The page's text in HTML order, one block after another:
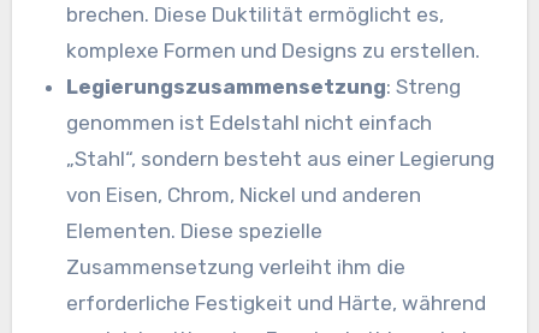
brechen. Diese Duktilität ermöglicht es,
komplexe Formen und Designs zu erstellen.
Legierungszusammensetzung: Streng
genommen ist Edelstahl nicht einfach
„Stahl“, sondern besteht aus einer Legierung
von Eisen, Chrom, Nickel und anderen
Elementen. Diese spezielle
Zusammensetzung verleiht ihm die
erforderliche Festigkeit und Härte, während